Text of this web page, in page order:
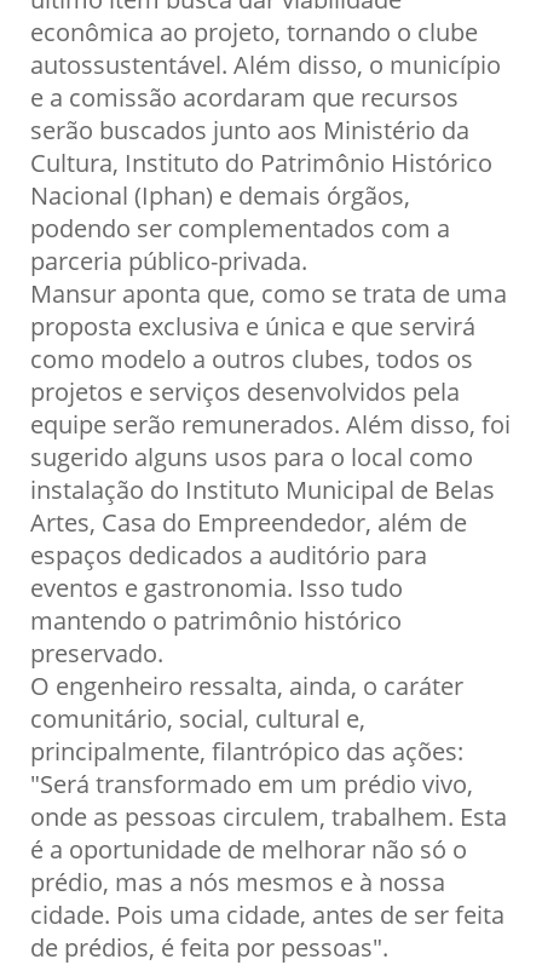
econômica ao projeto, tornando o clube
autossustentável. Além disso, o município
e a comissão acordaram que recursos
serão buscados junto aos Ministério da
Cultura, Instituto do Patrimônio Histórico
Nacional (Iphan) e demais órgãos,
podendo ser complementados com a
parceria público-privada.
Mansur aponta que, como se trata de uma
proposta exclusiva e única e que servirá
como modelo a outros clubes, todos os
projetos e serviços desenvolvidos pela
equipe serão remunerados. Além disso, foi
sugerido alguns usos para o local como
instalação do Instituto Municipal de Belas
Artes, Casa do Empreendedor, além de
espaços dedicados a auditório para
eventos e gastronomia. Isso tudo
mantendo o patrimônio histórico
preservado.
O engenheiro ressalta, ainda, o caráter
comunitário, social, cultural e,
principalmente, filantrópico das ações:
"Será transformado em um prédio vivo,
onde as pessoas circulem, trabalhem. Esta
é a oportunidade de melhorar não só o
prédio, mas a nós mesmos e à nossa
cidade. Pois uma cidade, antes de ser feita
de prédios, é feita por pessoas".